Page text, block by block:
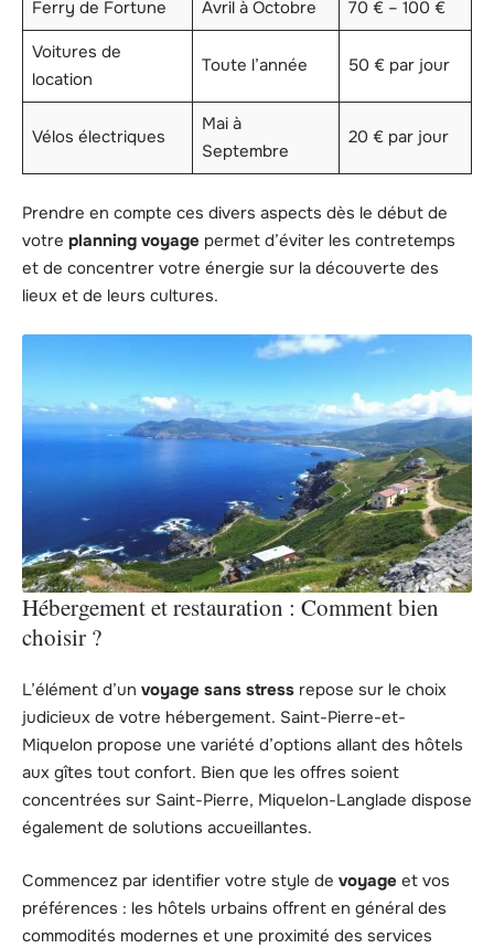
Ferry de Fortune
Avril à Octobre
70 € – 100 €
Voitures de
location
Toute l’année 50 € par jour
Vélos électriques
Mai à
Septembre
20 € par jour
Prendre en compte ces divers aspects dès le début de
votre planning voyage permet d’éviter les contretemps
et de concentrer votre énergie sur la découverte des
lieux et de leurs cultures.
Hébergement et restauration : Comment bien
choisir ?
L’élément d’un voyage sans stress repose sur le choix
judicieux de votre hébergement. Saint-Pierre-et-
Miquelon propose une variété d’options allant des hôtels
aux gîtes tout confort. Bien que les offres soient
concentrées sur Saint-Pierre, Miquelon-Langlade dispose
également de solutions accueillantes.
Commencez par identifier votre style de voyage et vos
préférences : les hôtels urbains offrent en général des
commodités modernes et une proximité des services